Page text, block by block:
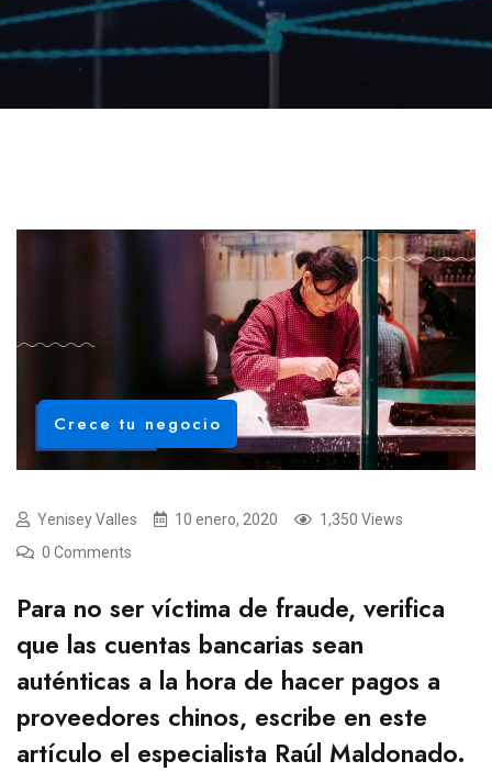
Crece tu negocio
Yenisey Valles 10 enero, 2020
1,350 Views
0 Comments
Para no ser víctima de fraude, verifica
que las cuentas bancarias sean
auténticas a la hora de hacer pagos a
proveedores chinos, escribe en este
artículo el especialista Raúl Maldonado.